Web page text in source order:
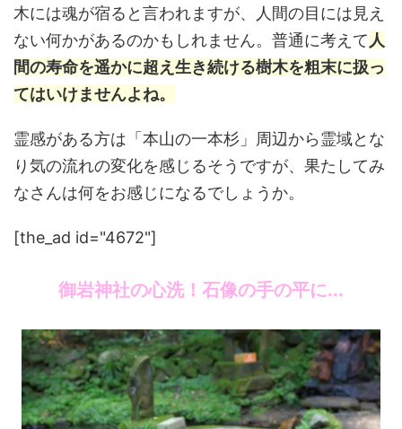
木には魂が宿ると言われますが、人間の目には見え
ない何かがあるのかもしれません。普通に考えて 人
間の寿命を遥かに超え生き続ける樹木を粗末に扱っ
てはいけませんよね。
霊感がある方は「本山の一本杉」周辺から霊域とな
り気の流れの変化を感じるそうですが、果たしてみ
なさんは何をお感じになるでしょうか。
[the_ad id="4672"]
御岩神社の心洗！石像の手の平に...